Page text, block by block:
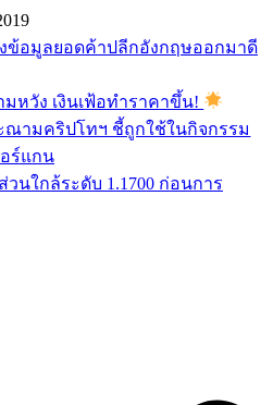
งข้อมูลยอดค้าปลีกอังกฤษออกมาดี
หวัง เงินเฟ้อทำราคาขึ้น!
ณามคริปโทฯ ชี้ถูกใช้ในกิจกรรม
ร์แกน
วนใกล้ระดับ 1.1700 ก่อนการ